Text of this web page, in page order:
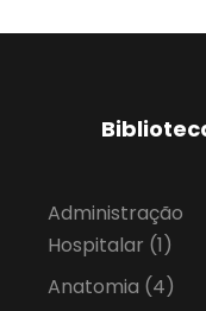
Administração
Hospitalar (1)
Anatomia (4)